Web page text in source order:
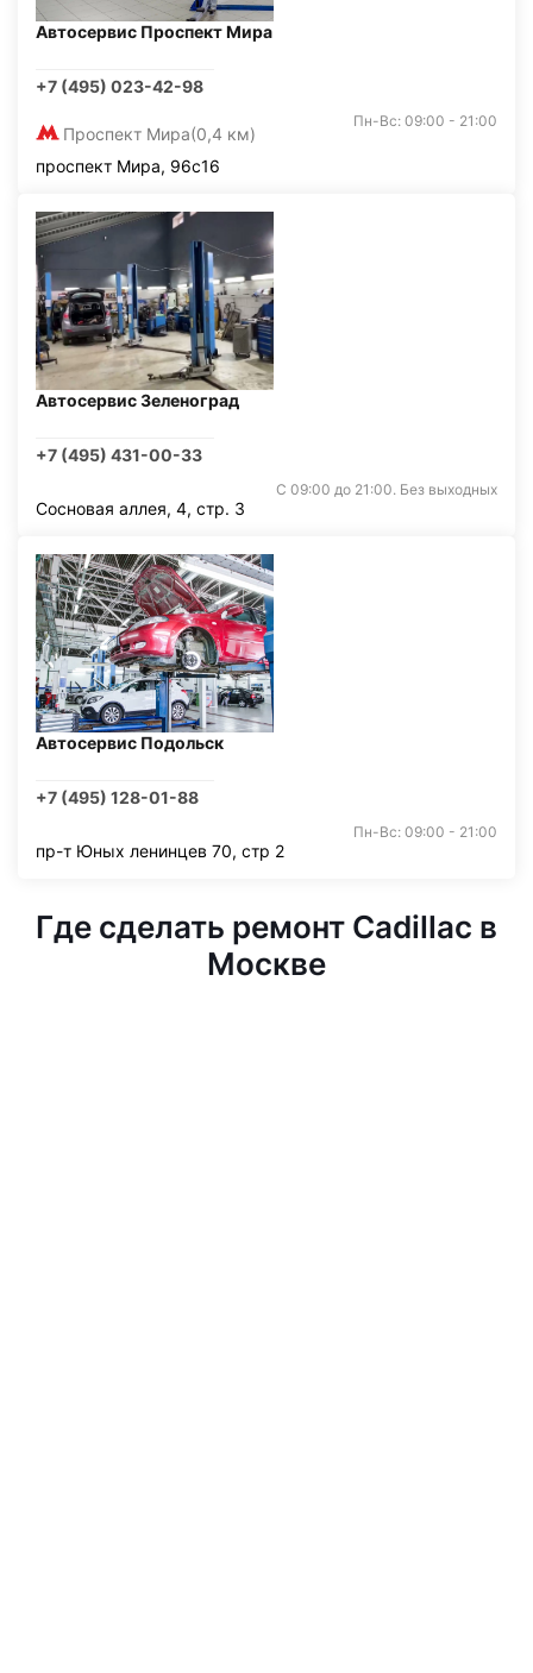
Автосервис Проспект Мира
+7 (495) 023-42-98
Проспект Мира(0,4 км)
Пн-Вс: 09:00 - 21:00
проспект Мира, 96с16
Автосервис Зеленоград
+7 (495) 431-00-33
С 09:00 до 21:00. Без выходных
Сосновая аллея, 4, стр. 3
Автосервис Подольск
+7 (495) 128-01-88
Пн-Вс: 09:00 - 21:00
пр-т Юных ленинцев 70, стр 2
Где сделать ремонт Cadillac в
Москве